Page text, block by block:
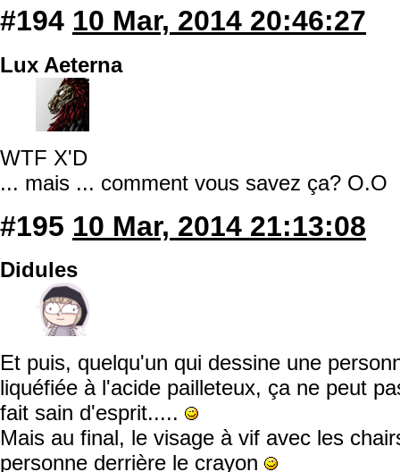
#194 10 Mar, 2014 20:46:27
Lux Aeterna
WTF X'D
... mais ... comment vous savez ça? O.O
#195 10 Mar, 2014 21:13:08
Didules
Et puis, quelqu'un qui dessine une
liquéfiée à l'acide pailleteux, ça ne peut
fait sain d'esprit.....
Mais au final, le visage à vif avec les
personne derrière le crayon